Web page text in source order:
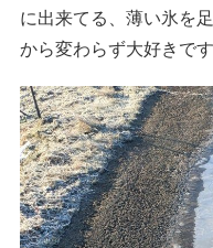
に出来てる、薄い氷を
から変わらず大好きで